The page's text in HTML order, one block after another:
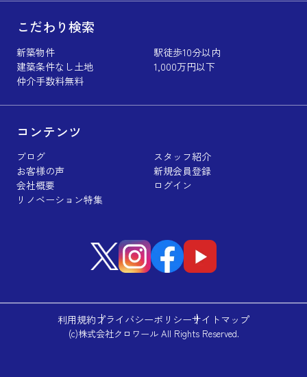
こだわり検索
新築物件
駅徒歩10分以内
建築条件なし土地
1,000万円以下
仲介手数料無料
コンテンツ
ブログ
スタッフ紹介
お客様の声
新規会員登録
会社概要
ログイン
リノベーション特集
利用規約プライバシーポリシーサイトマップ
(c)株式会社クロワール All Rights Reserved.